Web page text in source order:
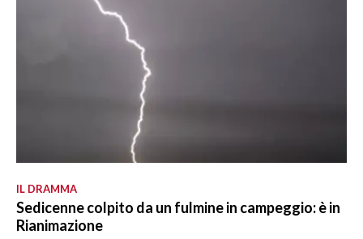
IL DRAMMA
Sedicenne colpito da un fulmine in campeggio: è in
Rianimazione